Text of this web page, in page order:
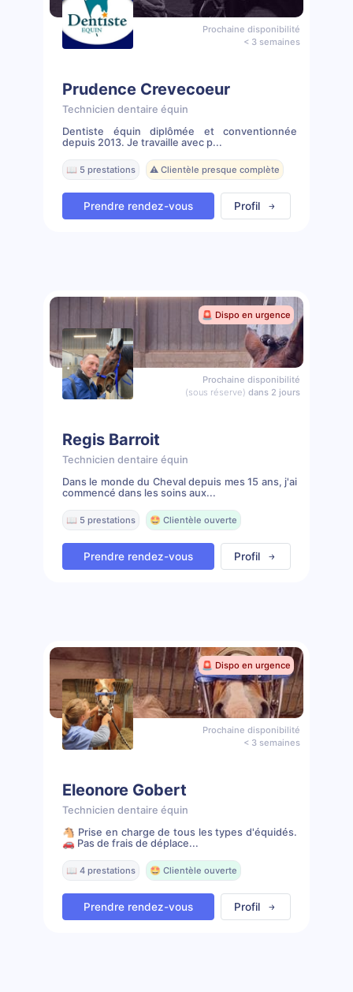
Prochaine disponibilité
< 3 semaines
Prudence Crevecoeur
Technicien dentaire équin
Dentiste équin diplômée et conventionnée
depuis 2013. Je travaille avec p...
📖 5 prestations ⚠️ Clientèle presque complète
Prendre rendez-vous Profil
🚨 Dispo en urgence
Prochaine disponibilité
(sous réserve) dans 2 jours
Regis Barroit
Technicien dentaire équin
Dans le monde du Cheval depuis mes 15 ans, j'ai
commencé dans les soins aux...
📖 5 prestations 🤩 Clientèle ouverte
Prendre rendez-vous Profil
🚨 Dispo en urgence
Prochaine disponibilité
< 3 semaines
Eleonore Gobert
Technicien dentaire équin
🐴 Prise en charge de tous les types d'équidés.
🚗 Pas de frais de déplace...
📖 4 prestations 🤩 Clientèle ouverte
Prendre rendez-vous Profil